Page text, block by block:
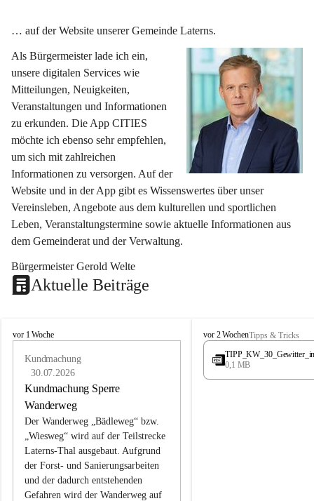
… auf der Website unserer Gemeinde Laterns.
Als Bürgermeister lade ich ein,
unsere digitalen Services wie
Mitteilungen, Neuigkeiten,
Veranstaltungen und Informationen
zu erkunden. Die App CITIES
möchte ich ebenso sehr empfehlen,
um sich mit zahlreichen
Informationen zu versorgen. Auf der
Website und in der App gibt es Wissenswertes über unser
Vereinsleben, Angebote aus dem kulturellen und sportlichen
Leben, Veranstaltungstermine sowie aktuelle Informationen aus
dem Gemeinderat und der Verwaltung.
Bürgermeister Gerold Welte
Aktuelle Beiträge
L
vor 1 Woche
Kundmachung
30.07.2026
Kundmachung Sperre
Wanderweg
Der Wanderweg „Bädleweg“ bzw.
„Wiesweg“ wird auf der Teilstrecke
Laterns-Thal ausgebaut. Aufgrund
der Forst- und Sanierungsarbeiten
und der dadurch entstehenden
Gefahren wird der Wanderweg auf
L
a
e
vor 2 WochenTipps & Tricks
0,1 MB